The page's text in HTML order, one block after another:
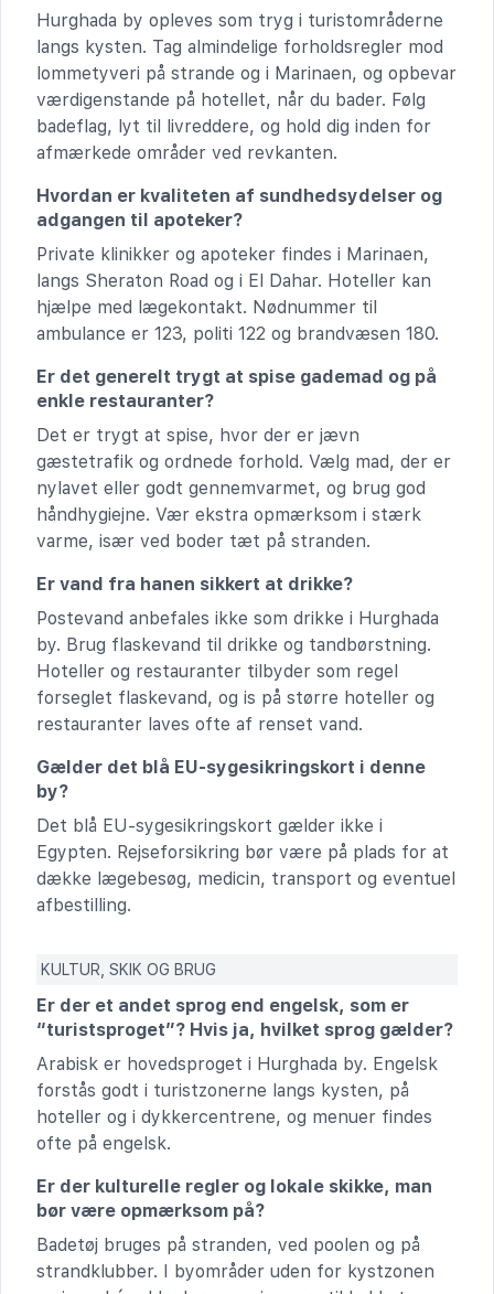
Hurghada by opleves som tryg i turistområderne
langs kysten. Tag almindelige forholdsregler mod
lommetyveri på strande og i Marinaen, og opbevar
værdigenstande på hotellet, når du bader. Følg
badeflag, lyt til livreddere, og hold dig inden for
afmærkede områder ved revkanten.
Hvordan er kvaliteten af sundhedsydelser og
adgangen til apoteker?
Private klinikker og apoteker findes i Marinaen,
langs Sheraton Road og i El Dahar. Hoteller kan
hjælpe med lægekontakt. Nødnummer til
ambulance er 123, politi 122 og brandvæsen 180.
Er det generelt trygt at spise gademad og på
enkle restauranter?
Det er trygt at spise, hvor der er jævn
gæstetrafik og ordnede forhold. Vælg mad, der er
nylavet eller godt gennemvarmet, og brug god
håndhygiejne. Vær ekstra opmærksom i stærk
varme, især ved boder tæt på stranden.
Er vand fra hanen sikkert at drikke?
Postevand anbefales ikke som drikke i Hurghada
by. Brug flaskevand til drikke og tandbørstning.
Hoteller og restauranter tilbyder som regel
forseglet flaskevand, og is på større hoteller og
restauranter laves ofte af renset vand.
Gælder det blå EU-sygesikringskort i denne
by?
Det blå EU-sygesikringskort gælder ikke i
Egypten. Rejseforsikring bør være på plads for at
dække lægebesøg, medicin, transport og eventuel
afbestilling.
KULTUR, SKIK OG BRUG
Er der et andet sprog end engelsk, som er
“turistsproget”? Hvis ja, hvilket sprog gælder?
Arabisk er hovedsproget i Hurghada by. Engelsk
forstås godt i turistzonerne langs kysten, på
hoteller og i dykkercentrene, og menuer findes
ofte på engelsk.
Er der kulturelle regler og lokale skikke, man
bør være opmærksom på?
Badetøj bruges på stranden, ved poolen og på
strandklubber. I byområder uden for kystzonen